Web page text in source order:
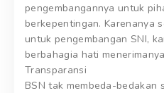
pengembangannya untuk
berkepentingan. Karenanya
untuk pengembangan SNI,
berbahagia hati
Transparansi
BSN tak membeda-bedakan